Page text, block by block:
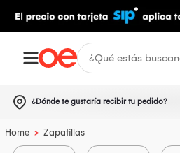
¿Dónde te gustaría recibir tu pedido?
Home > Zapatillas